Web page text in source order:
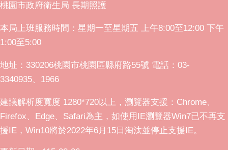
桃園市政府衛生局 長期照護
本局上班服務時間：星期一至星期五 上午8:00至12:00 下午
1:00至5:00
地址：330206桃園市桃園區縣府路55號 電話：03-
3340935、1966
建議解析度寬度 1280*720以上，瀏覽器支援：Chrome、
Firefox、Edge、Safari為主，如使用IE瀏覽器Win7已不再支
援IE，Win10將於2022年6月15日淘汰並停止支援IE。